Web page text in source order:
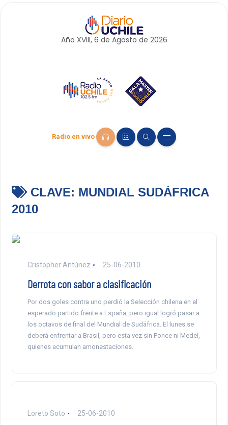
Año XVIII, 6 de Agosto de 2026
Radio en vivo
CLAVE: MUNDIAL SUDÁFRICA
2010
Cristopher Antúnez 25-06-2010
Derrota con sabor a clasificación
Por dos goles contra uno perdió la Selección chilena en el
esperado partido frente a España, pero igual logró pasar a
los octavos de final del Mundial de Sudáfrica. El lunes se
deberá enfrentar a Brasil, pero esta vez sin Ponce ni Medel,
quienes acumulan amonestaciones.
Loreto Soto 25-06-2010